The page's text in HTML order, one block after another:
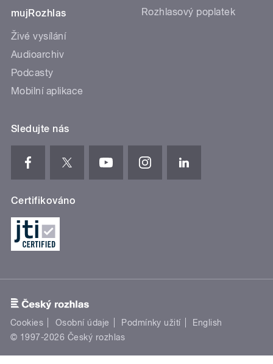
mujRozhlas
Živé vysílání
Audioarchiv
Podcasty
Mobilní aplikace
Rozhlasový poplatek
Sledujte nás
Certifikováno
Cookies Osobní údaje Podmínky užití
English
© 1997-2026 Český rozhlas